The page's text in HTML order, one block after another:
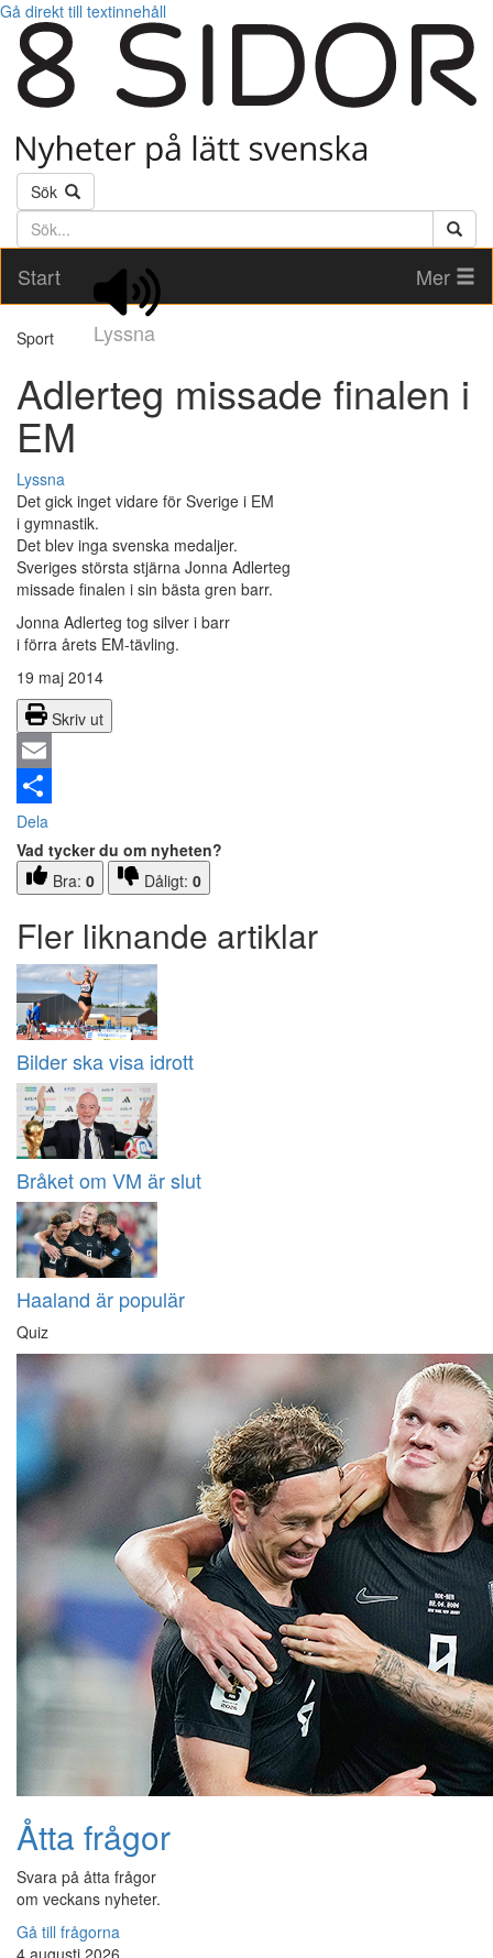
Gå direkt till textinnehåll
Sök
Söktext
Start
Lyssna
Mer
Sport
Adlerteg missade finalen i
EM
Lyssna
Det gick inget vidare för Sverige i EM
i gymnastik.
Det blev inga svenska medaljer.
Sveriges största stjärna Jonna Adlerteg
missade finalen i sin bästa gren barr.
Jonna Adlerteg tog silver i barr
i förra årets EM-tävling.
19 maj 2014
Skriv ut
Email
Dela
Vad tycker du om nyheten?
Bra: 0 Dåligt: 0
Fler liknande artiklar
Bilder ska visa idrott
Bråket om VM är slut
Haaland är populär
Quiz
Åtta frågor
Svara på åtta frågor
om veckans nyheter.
Gå till frågorna